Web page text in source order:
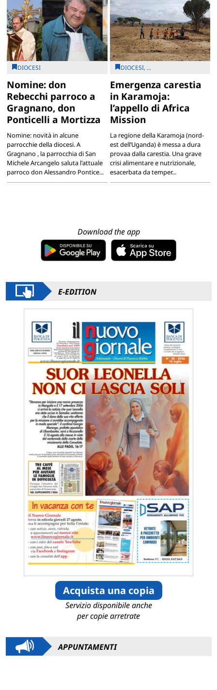
DIOCESI
Nomine: don
Rebecchi parroco a
Gragnano, don
Ponticelli a Mortizza
Nomine: novità in alcune
parrocchie della diocesi. A
Gragnano , la parrocchia di San
Michele Arcangelo saluta l'attuale
parroco don Alessandro Pontice...
DIOCESI, ...
Emergenza carestia
in Karamoja:
l’appello di Africa
Mission
La regione della Karamoja (nord-
est dell’Uganda) è messa a dura
provaa dalla carestia. Una grave
crisi alimentare e nutrizionale,
esacerbata da temper...
Download the app
E-EDITION
Acquista una copia
Servizio disponibile anche
per copie arretrate
APPUNTAMENTI